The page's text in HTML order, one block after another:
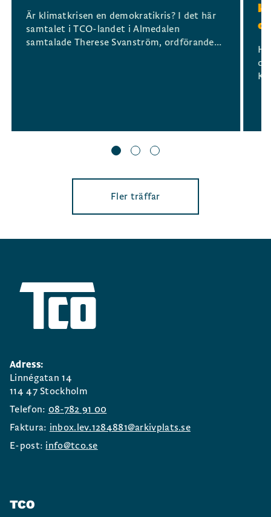
Är klimatkrisen en demokratikris? I det här
samtalet i TCO-landet i Almedalen
samtalade Therese Svanström, ordförande...
Fler träffar
Adress:
Linnégatan 14
114 47 Stockholm
Telefon: 08-782 91 00
Faktura: inbox.lev.1284881@arkivplats.se
E-post: info@tco.se
TCO